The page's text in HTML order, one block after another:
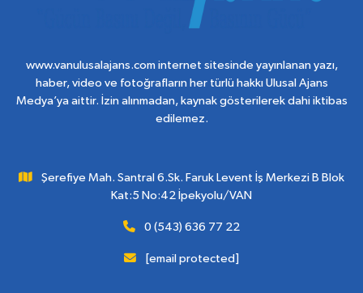
www.vanulusalajans.com internet sitesinde yayınlanan yazı,
haber, video ve fotoğrafların her türlü hakkı Ulusal Ajans
Medya’ya aittir. İzin alınmadan, kaynak gösterilerek dahi iktibas
edilemez.
Şerefiye Mah. Santral 6.Sk. Faruk Levent İş Merkezi B Blok
Kat:5 No:42 İpekyolu/VAN
0 (543) 636 77 22
[email protected]